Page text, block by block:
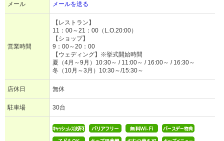
メール メールを送る
営業時間
【レストラン】
11：00～21：00（L.O.20:00）
【ショップ】
9：00～20：00
【ウェディング】※挙式開始時間
夏（4月～9月）10:30～ / 11:00～ / 16:00～ / 16:30～
冬（10月～3月）10:30～/15:30～
店休日 無休
駐車場 30台